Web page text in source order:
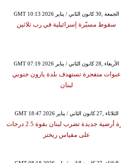
GMT 10:13 2026 الجمعة ,30 كانون الثاني / يناير
سقوط مسيّرة إسرائيلية في رب ثلاثين
GMT 07:19 2026 الأربعاء ,28 كانون الثاني / يناير
عبوات متفجرة تستهدف بلدة يارون جنوبي
لبنان
GMT 18:47 2026 الثلاثاء ,27 كانون الثاني / يناير
هزة أرضية جديدة تضرب لبنان بقوة 2.5 درجات
على مقياس ريختر